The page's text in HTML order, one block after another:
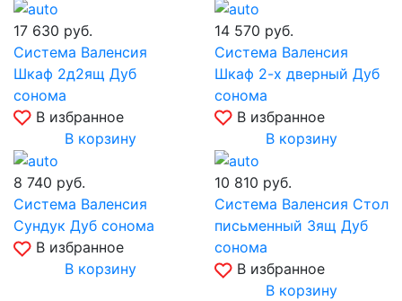
17 630 руб.
Система Валенсия
Шкаф 2д2ящ Дуб
сонома
В избранное
В корзину
14 570 руб.
Система Валенсия
Шкаф 2-х дверный Дуб
сонома
В избранное
В корзину
8 740 руб.
Система Валенсия
Сундук Дуб сонома
В избранное
В корзину
10 810 руб.
Система Валенсия Стол
письменный 3ящ Дуб
сонома
В избранное
В корзину